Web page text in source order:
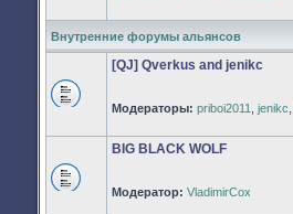
Внутренние форумы альянсов
Нет
сообщений
[QJ] Qverkus and jenikc
Модераторы: priboi2011 jenikc
Нет
BIG BLACK WOLF
Модератор: VladimirCox